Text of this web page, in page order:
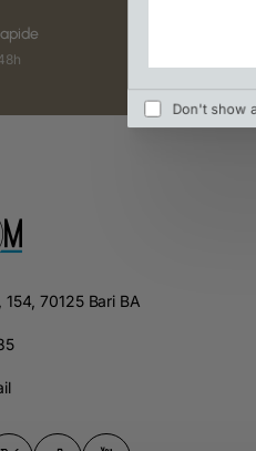
Don't show
154, 70125 Bari BA